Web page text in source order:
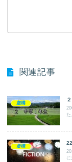
関連記事
虚構
虚構